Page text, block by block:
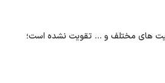
های مختلف و ... تقویت نشده است؛